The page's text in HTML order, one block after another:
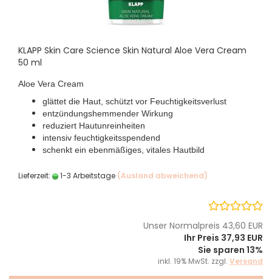
KLAPP Skin Care Science Skin Natural Aloe Vera Cream
50 ml
Aloe Vera Cream
glättet die Haut, schützt vor Feuchtigkeitsverlust
entzündungshemmender Wirkung
reduziert Hautunreinheiten
intensiv feuchtigkeits­spendend
schenkt ein ebenmäßiges, vitales Hautbild
Lieferzeit: 1-3 Arbeitstage (Ausland abweichend)
Unser Normalpreis 43,60 EUR
Ihr Preis 37,93 EUR
Sie sparen 13%
inkl. 19% MwSt. zzgl. Versand